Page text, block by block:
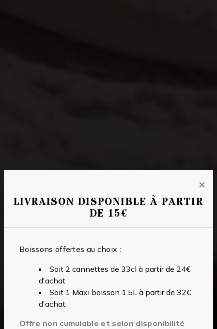
LIVRAISON DISPONIBLE À PARTIR
DE 15€
×
Boissons offertes au choix :
Soit 2 cannettes de 33cl à partir de 24€
d'achat
Soit 1 Maxi boisson 1.5L à partir de 32€
d'achat
Offre non cumulable et selon disponibilité